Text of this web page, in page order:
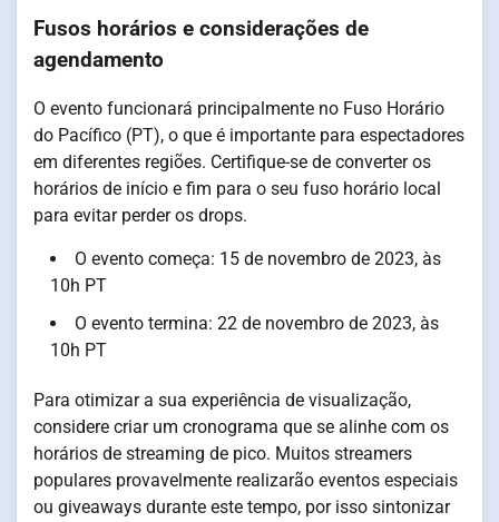
Fusos horários e considerações de
agendamento
O evento funcionará principalmente no Fuso Horário
do Pacífico (PT), o que é importante para espectadores
em diferentes regiões. Certifique-se de converter os
horários de início e fim para o seu fuso horário local
para evitar perder os drops.
O evento começa: 15 de novembro de 2023, às
10h PT
O evento termina: 22 de novembro de 2023, às
10h PT
Para otimizar a sua experiência de visualização,
considere criar um cronograma que se alinhe com os
horários de streaming de pico. Muitos streamers
populares provavelmente realizarão eventos especiais
ou giveaways durante este tempo, por isso sintonizar